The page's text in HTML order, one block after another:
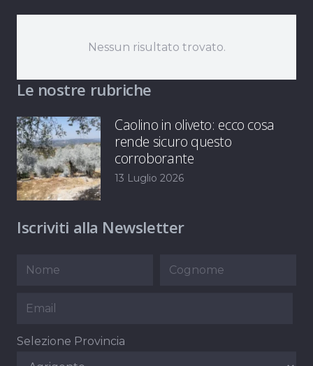
Nessun risultato trovato.
Le nostre rubriche
Caolino in oliveto: ecco cosa
rende sicuro questo
corroborante
13 Luglio 2026
Iscriviti alla Newsletter
Selezione Provincia